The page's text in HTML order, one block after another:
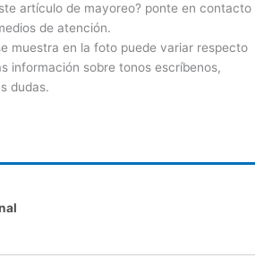
artículo de mayoreo? ponte en contacto
de atención.
muestra en la foto puede variar respecto
información sobre tonos escríbenos,
dudas.